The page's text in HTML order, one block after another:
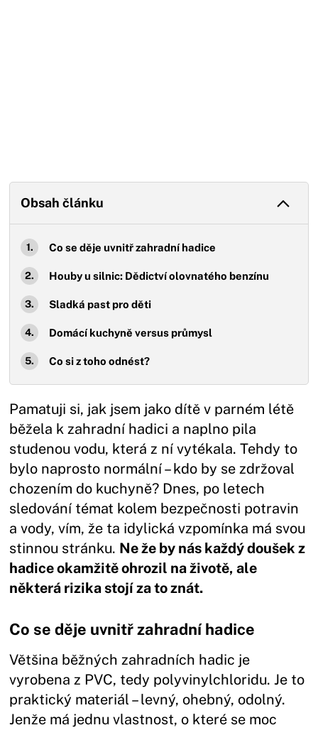
Obsah článku
Co se děje uvnitř zahradní hadice
Houby u silnic: Dědictví olovnatého benzínu
Sladká past pro děti
Domácí kuchyně versus průmysl
Co si z toho odnést?
Pamatuji si, jak jsem jako dítě v parném létě
běžela k zahradní hadici a naplno pila
studenou vodu, která z ní vytékala. Tehdy to
bylo naprosto normální – kdo by se zdržoval
chozením do kuchyně? Dnes, po letech
sledování témat kolem bezpečnosti potravin
a vody, vím, že ta idylická vzpomínka má svou
stinnou stránku. Ne že by nás každý doušek z
hadice okamžitě ohrozil na životě, ale
některá rizika stojí za to znát.
Co se děje uvnitř zahradní hadice
Většina běžných zahradních hadic je
vyrobena z PVC, tedy polyvinylchloridu. Je to
praktický materiál – levný, ohebný, odolný.
Jenže má jednu vlastnost, o které se moc